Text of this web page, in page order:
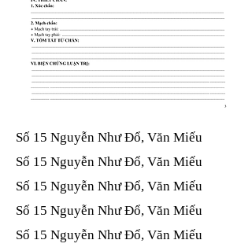
Số 15 Nguyễn Như Đổ, Văn Miếu​​​​
Số 15 Nguyễn Như Đổ, Văn Miếu​​​​
Số 15 Nguyễn Như Đổ, Văn Miếu​​​​
Số 15 Nguyễn Như Đổ, Văn Miếu​​​​
Số 15 Nguyễn Như Đổ, Văn Miếu​​​​